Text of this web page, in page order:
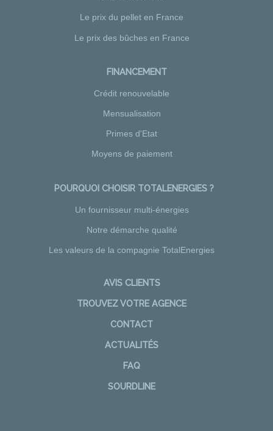
Le prix du pellet en France
Le prix des bûches en France
FINANCEMENT
Crédit renouvelable
Mensualisation
Primes d'Etat
Moyens de paiement
POURQUOI CHOISIR TOTALENERGIES ?
Un fournisseur multi-énergies
Notre démarche qualité
Les valeurs de la compagnie TotalEnergies
AVIS CLIENTS
TROUVEZ VOTRE AGENCE
CONTACT
ACTUALITÉS
FAQ
SOURDLINE